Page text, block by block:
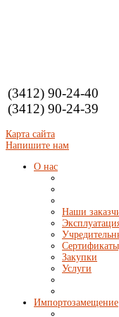
(3412) 90-24-40
(3412) 90-24-39
Карта сайта
Напишите нам
О нас
Наши
Закупки
Услуги
Импортозамещение